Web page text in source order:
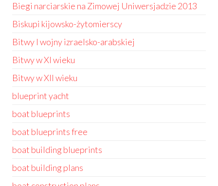
Biegi narciarskie na Zimowej Uniwersjadzie 2013
Biskupi kijowsko-żytomierscy
Bitwy I wojny izraelsko-arabskiej
Bitwy w XI wieku
Bitwy w XII wieku
blueprint yacht
boat blueprints
boat blueprints free
boat building blueprints
boat building plans